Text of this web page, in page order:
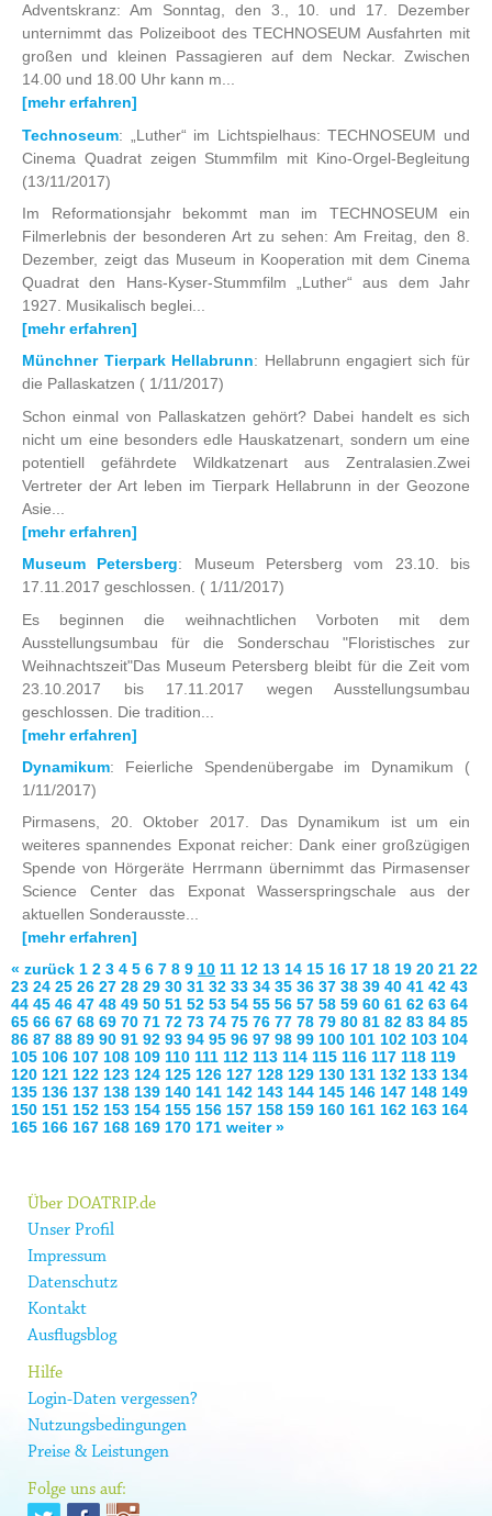
Adventskranz: Am Sonntag, den 3., 10. und 17. Dezember
unternimmt das Polizeiboot des TECHNOSEUM Ausfahrten mit
großen und kleinen Passagieren auf dem Neckar. Zwischen
14.00 und 18.00 Uhr kann m...
[mehr erfahren]
Technoseum: „Luther“ im Lichtspielhaus: TECHNOSEUM und
Cinema Quadrat zeigen Stummfilm mit Kino-Orgel-Begleitung
(13/11/2017)
Im Reformationsjahr bekommt man im TECHNOSEUM ein
Filmerlebnis der besonderen Art zu sehen: Am Freitag, den 8.
Dezember, zeigt das Museum in Kooperation mit dem Cinema
Quadrat den Hans-Kyser-Stummfilm „Luther“ aus dem Jahr
1927. Musikalisch beglei...
[mehr erfahren]
Münchner Tierpark Hellabrunn: Hellabrunn engagiert sich für
die Pallaskatzen ( 1/11/2017)
Schon einmal von Pallaskatzen gehört? Dabei handelt es sich
nicht um eine besonders edle Hauskatzenart, sondern um eine
potentiell gefährdete Wildkatzenart aus Zentralasien.Zwei
Vertreter der Art leben im Tierpark Hellabrunn in der Geozone
Asie...
[mehr erfahren]
Museum Petersberg: Museum Petersberg vom 23.10. bis
17.11.2017 geschlossen. ( 1/11/2017)
Es beginnen die weihnachtlichen Vorboten mit dem
Ausstellungsumbau für die Sonderschau "Floristisches zur
Weihnachtszeit"Das Museum Petersberg bleibt für die Zeit vom
23.10.2017 bis 17.11.2017 wegen Ausstellungsumbau
geschlossen. Die tradition...
[mehr erfahren]
Dynamikum: Feierliche Spendenübergabe im Dynamikum (
1/11/2017)
Pirmasens, 20. Oktober 2017. Das Dynamikum ist um ein
weiteres spannendes Exponat reicher: Dank einer großzügigen
Spende von Hörgeräte Herrmann übernimmt das Pirmasenser
Science Center das Exponat Wasser­springschale aus der
aktuellen Sonderausste...
[mehr erfahren]
« zurück 1 2 3 4 5 6 7 8 9 10 11 12 13 14 15 16 17 18 19 20 21 22
23 24 25 26 27 28 29 30 31 32 33 34 35 36 37 38 39 40 41 42 43
44 45 46 47 48 49 50 51 52 53 54 55 56 57 58 59 60 61 62 63 64
65 66 67 68 69 70 71 72 73 74 75 76 77 78 79 80 81 82 83 84 85
86 87 88 89 90 91 92 93 94 95 96 97 98 99 100 101 102 103 104
105 106 107 108 109 110 111 112 113 114 115 116 117 118 119
120 121 122 123 124 125 126 127 128 129 130 131 132 133 134
135 136 137 138 139 140 141 142 143 144 145 146 147 148 149
150 151 152 153 154 155 156 157 158 159 160 161 162 163 164
165 166 167 168 169 170 171 weiter »
Über DOATRIP.de
Unser Profil
Impressum
Datenschutz
Kontakt
Ausflugsblog
Hilfe
Login-Daten vergessen?
Nutzungsbedingungen
Preise & Leistungen
Folge uns auf: